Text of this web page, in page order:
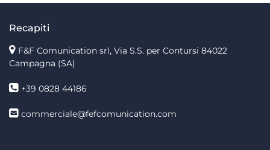
Recapiti
F&F Comunication srl, Via S.S. per Contursi 84022
Campagna (SA)
+39 0828 44186
commerciale@fefcomunication.com